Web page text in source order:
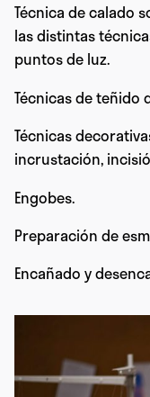
Técnica de calado
las distintas
puntos de luz.
Técnicas de teñido
Técnicas
incrustación,
Engobes.
Preparación de
Encañado y